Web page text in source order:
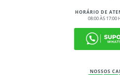
HORÁRIO DE
08:00 ÀS 17:00
NOSSOS